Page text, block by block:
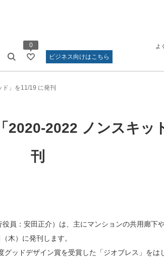
0
ビジネス向けはこちら
よ
」を11/19 に発刊
2020-2022 ノンスキッ
刊
員：安田正介）は、主にマンションの共用廊下
木）に発刊します。
ッドデザイン賞を受賞した「ジオブレス」を